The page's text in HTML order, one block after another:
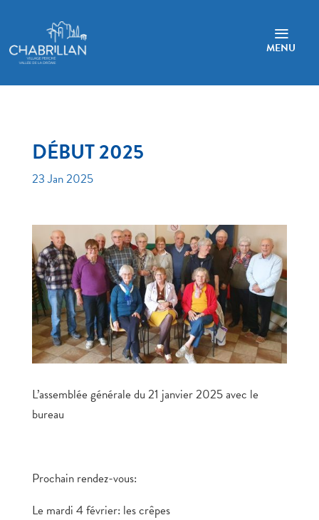
a
MENU
DÉBUT 2025
23 Jan 2025
L’assemblée générale du 21 janvier 2025 avec le
bureau
Prochain rendez-vous:
Le mardi 4 février: les crêpes